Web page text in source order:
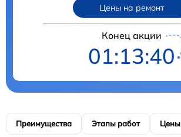
Цены на ремонт
Конец акции
01:13:40
Преимущества Этапы работ Цены